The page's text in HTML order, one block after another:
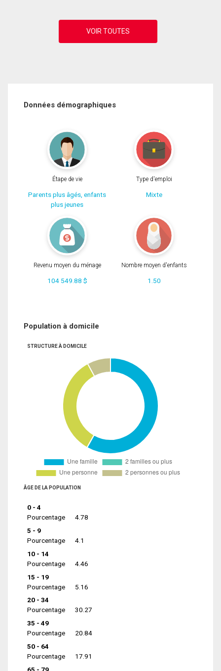
Données démographiques
Étape de vie
Parents plus âgés, enfants
plus jeunes
Type d'emploi
Mixte
Revenu moyen du ménage
104 549.88 $
Nombre moyen d'enfants
1.50
Population à domicile
STRUCTURE À DOMICILE
ÂGE DE LA POPULATION
0 - 4
Pourcentage
4.78
5 - 9
Pourcentage
4.1
10 - 14
Pourcentage
4.46
15 - 19
Pourcentage
5.16
20 - 34
Pourcentage
30.27
35 - 49
Pourcentage
20.84
50 - 64
Pourcentage
17.91
65 - 79